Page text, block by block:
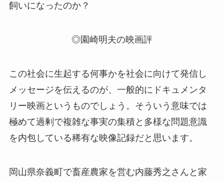
飼いになったのか？
◎園崎明夫の映画評
この社会に生起する何事かを社会に向けて発信し
メッセージを伝えるのが、一般的にドキュメンタ
リー映画というものでしょう。そういう意味では
極めて過剰で複雑な事実の集積と多様な問題意識
を内包している稀有な映像記録だと思います。
岡山県奈義町で畜産農家を営む内藤秀之さんと家